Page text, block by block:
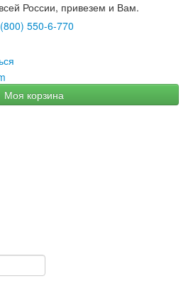
России, привезем и Вам.
550-6-770
Моя корзина